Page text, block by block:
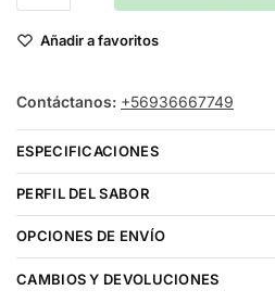
Añadir a favoritos
Contáctanos: +56936667749
ESPECIFICACIONES
PERFIL DEL SABOR
OPCIONES DE ENVÍO
CAMBIOS Y DEVOLUCIONES